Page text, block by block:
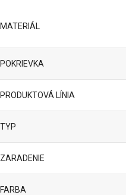
MATERIÁL
POKRIEVKA
PRODUKTOVÁ LÍNIA
TYP
ZARADENIE
FARBA